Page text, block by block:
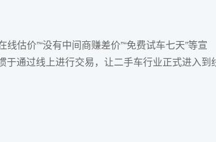
价”“没有中间商赚差价”“免费试车七天”等宣
通过线上进行交易，让二手车行业正式进入到